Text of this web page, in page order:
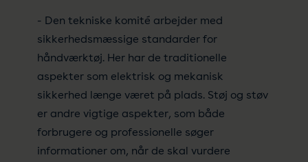
- Den tekniske komité arbejder med
sikkerhedsmæssige standarder for
håndværktøj. Her har de traditionelle
aspekter som elektrisk og mekanisk
sikkerhed længe været på plads. Støj og støv
er andre vigtige aspekter, som både
forbrugere og professionelle søger
informationer om, når de skal vurdere